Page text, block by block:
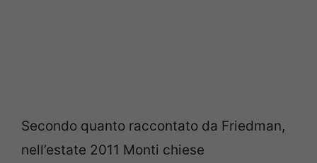
Secondo quanto raccontato da Friedman,
nell’estate 2011 Monti chiese